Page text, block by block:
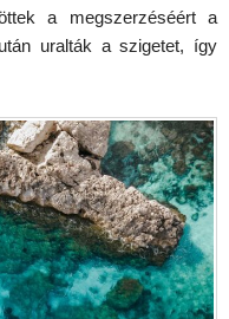
a megszerzéséért a
uralták a szigetet, így